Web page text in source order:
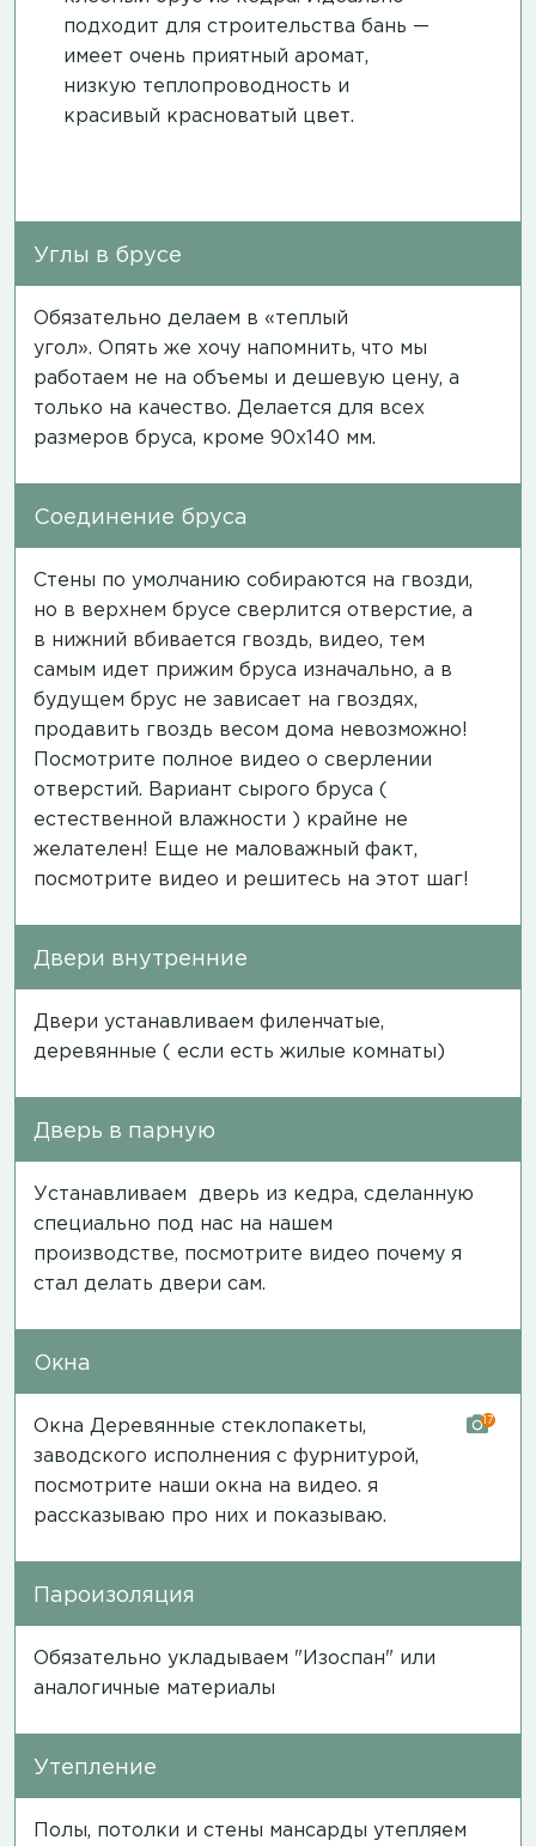
подходит для строительства бань —
имеет очень приятный аромат,
низкую теплопроводность и
красивый красноватый цвет.
Углы в брусе
Обязательно делаем в «теплый
угол». Опять же хочу напомнить, что мы
работаем не на объемы и дешевую цену, а
только на качество. Делается для всех
размеров бруса, кроме 90х140 мм.
Соединение бруса
Стены по умолчанию собираются на гвозди,
но в верхнем брусе сверлится отверстие, а
в нижний вбивается гвоздь, видео, тем
самым идет прижим бруса изначально, а в
будущем брус не зависает на гвоздях,
продавить гвоздь весом дома невозможно!
Посмотрите полное видео о сверлении
отверстий. Вариант сырого бруса (
естественной влажности ) крайне не
желателен! Еще не маловажный факт,
посмотрите видео и решитесь на этот шаг!
Двери внутренние
Двери устанавливаем филенчатые,
деревянные ( если есть жилые комнаты)
Дверь в парную
Устанавливаем дверь из кедра, сделанную
специально под нас на нашем
производстве, посмотрите видео почему я
стал делать двери сам.
Окна
Окна Деревянные стеклопакеты,
заводского исполнения с фурнитурой,
посмотрите наши окна на видео. я
рассказываю про них и показываю.
17
Пароизоляция
Обязательно укладываем "Изоспан" или
аналогичные материалы
Утепление
Полы, потолки и стены мансарды утепляем